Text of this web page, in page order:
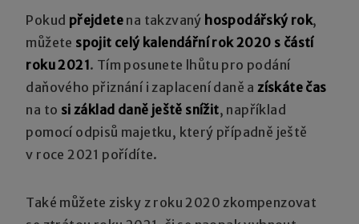
Pokud přejdete na takzvaný hospodářský rok,
můžete spojit celý kalendářní rok 2020 s částí
roku 2021. Tím posunete lhůtu pro podání
daňového přiznání i zaplacení daně azískáte čas
na to si základ daně ještě snížit, například
pomocí odpisů majetku, který případně ještě
v roce 2021 pořídíte.
Také můžete zisky z roku 2020 zkompenzovat